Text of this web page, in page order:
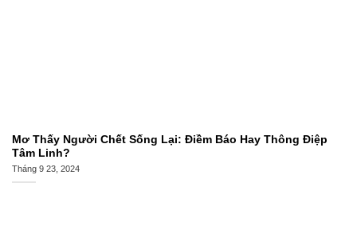
Mơ Thấy Người Chết Sống Lại: Điềm Báo Hay Thông Điệp
Tâm Linh?
Tháng 9 23, 2024